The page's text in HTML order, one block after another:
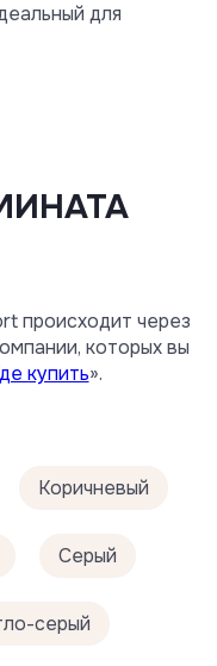
для
происходит через
которых вы
купить».
Коричневый
Серый
серый